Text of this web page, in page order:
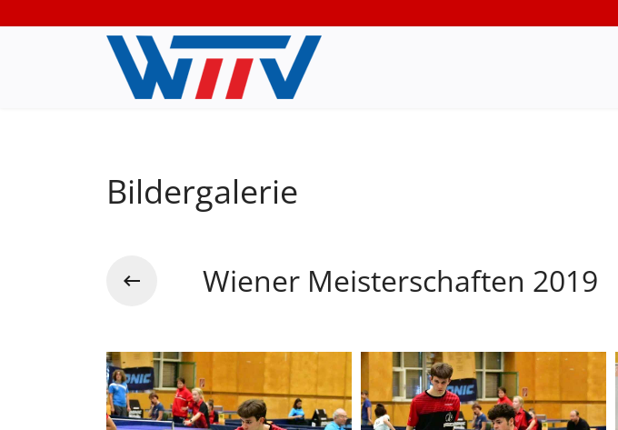
Bildergalerie
Wiener Meisterschaften 2019